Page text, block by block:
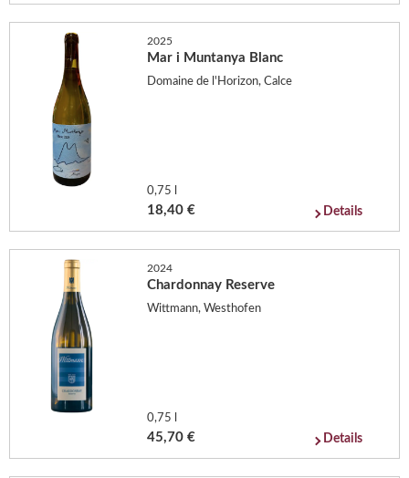
2025
Mar i Muntanya Blanc
Domaine de l'Horizon, Calce
0,75 l
18,40 € Details
2024
Chardonnay Reserve
Wittmann, Westhofen
0,75 l
45,70 € Details